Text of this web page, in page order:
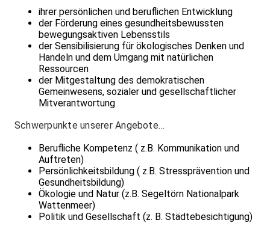
ihrer persönlichen und beruflichen Entwicklung
der Förderung eines gesundheitsbewussten
bewegungsaktiven Lebensstils
der Sensibilisierung für ökologisches Denken und
Handeln und dem Umgang mit natürlichen
Ressourcen
der Mitgestaltung des demokratischen
Gemeinwesens, sozialer und gesellschaftlicher
Mitverantwortung
Schwerpunkte unserer Angebote…
Berufliche Kompetenz ( z.B. Kommunikation und
Auftreten)
Persönlichkeitsbildung ( z.B. Stressprävention und
Gesundheitsbildung)
Ökologie und Natur (z.B. Segeltörn Nationalpark
Wattenmeer)
Politik und Gesellschaft (z. B. Städtebesichtigung)